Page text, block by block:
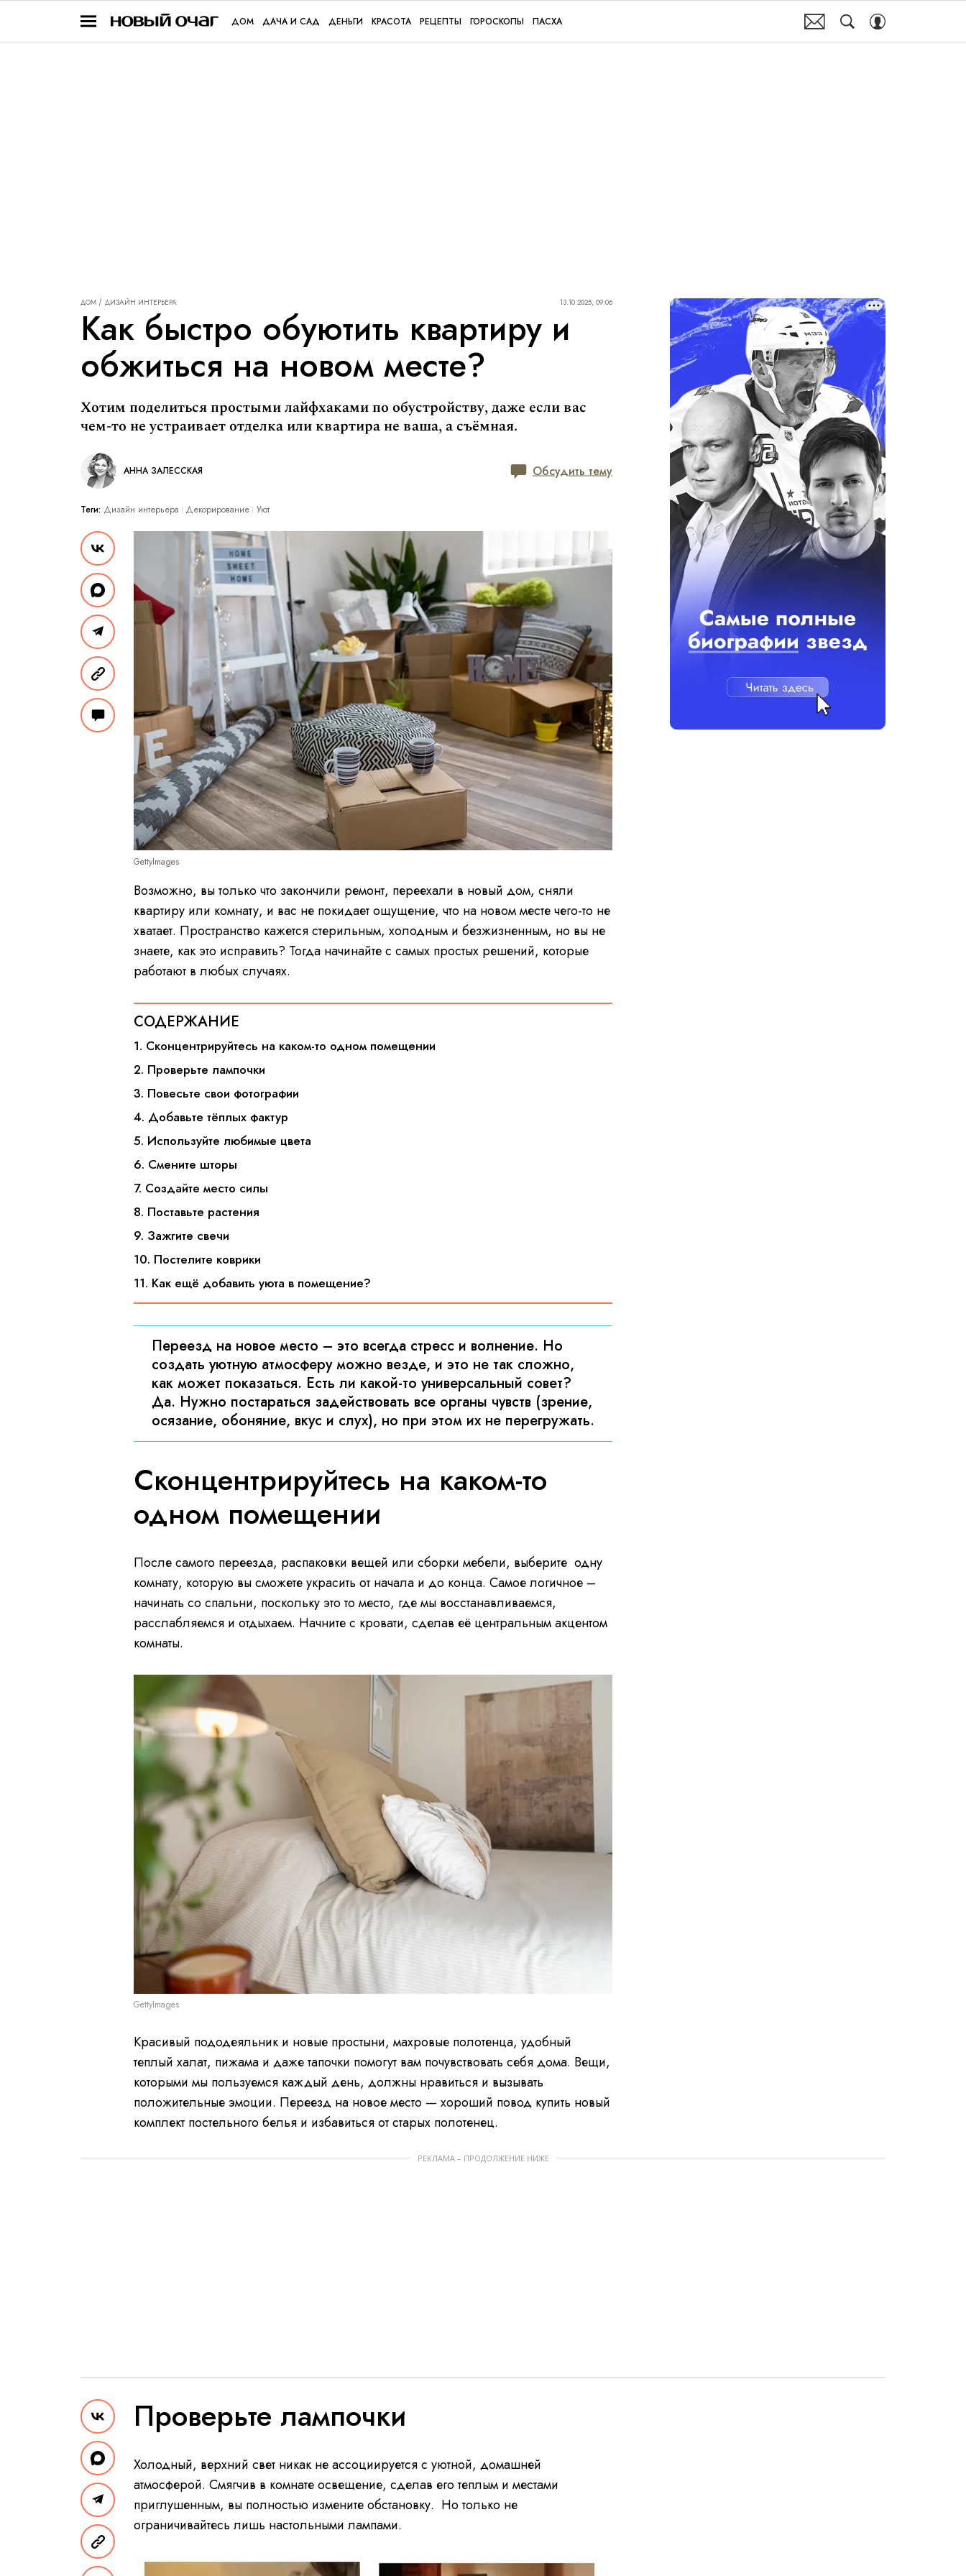
ДОМ ДАЧА И САД ДЕНЬГИ КРАСОТА РЕЦЕПТЫ ГОРОСКОПЫ ПАСХА
ДОМ ДИЗАЙН ИНТЕРЬЕРА 13.10.2025, 09:06
Как быстро обуютить квартиру и
обжиться на новом месте?
Хотим поделиться простыми лайфхаками по обустройству, даже если вас
чем-то не устраивает отделка или квартира не ваша, а съёмная.
АННА ЗАЛЕССКАЯ Обсудить тему
Теги: Дизайн интерьера Декорирование Уют
GettyImages
Возможно, вы только что закончили ремонт, переехали в новый дом, сняли
квартиру или комнату, и вас не покидает ощущение, что на новом месте чего-то не
хватает. Пространство кажется стерильным, холодным и безжизненным, но вы не
знаете, как это исправить? Тогда начинайте с самых простых решений, которые
работают в любых случаях.
СОДЕРЖАНИЕ
1. Сконцентрируйтесь на каком-то одном помещении
2. Проверьте лампочки
3. Повесьте свои фотографии
4. Добавьте тёплых фактур
5. Используйте любимые цвета
6. Смените шторы
7. Создайте место силы
8. Поставьте растения
9. Зажгите свечи
10. Постелите коврики
11. Как ещё добавить уюта в помещение?
Переезд на новое место – это всегда стресс и волнение. Но
создать уютную атмосферу можно везде, и это не так сложно,
как может показаться. Есть ли какой-то универсальный совет?
Да. Нужно постараться задействовать все органы чувств (зрение,
осязание, обоняние, вкус и слух), но при этом их не перегружать.
Сконцентрируйтесь на каком-то
одном помещении
После самого переезда, распаковки вещей или сборки мебели, выберите одну
комнату, которую вы сможете украсить от начала и до конца. Самое логичное –
начинать со спальни, поскольку это то место, где мы восстанавливаемся,
расслабляемся и отдыхаем. Начните с кровати, сделав её центральным акцентом
комнаты.
GettyImages
Красивый пододеяльник и новые простыни, махровые полотенца, удобный
теплый халат, пижама и даже тапочки помогут вам почувствовать себя дома. Вещи,
которыми мы пользуемся каждый день, должны нравиться и вызывать
положительные эмоции. Переезд на новое место — хороший повод купить новый
комплект постельного белья и избавиться от старых полотенец.
РЕКЛАМА – ПРОДОЛЖЕНИЕ НИЖЕ
Проверьте лампочки
Холодный, верхний свет никак не ассоциируется с уютной, домашней
атмосферой. Смягчив в комнате освещение, сделав его теплым и местами
приглушенным, вы полностью измените обстановку. Но только не
ограничивайтесь лишь настольными лампами.